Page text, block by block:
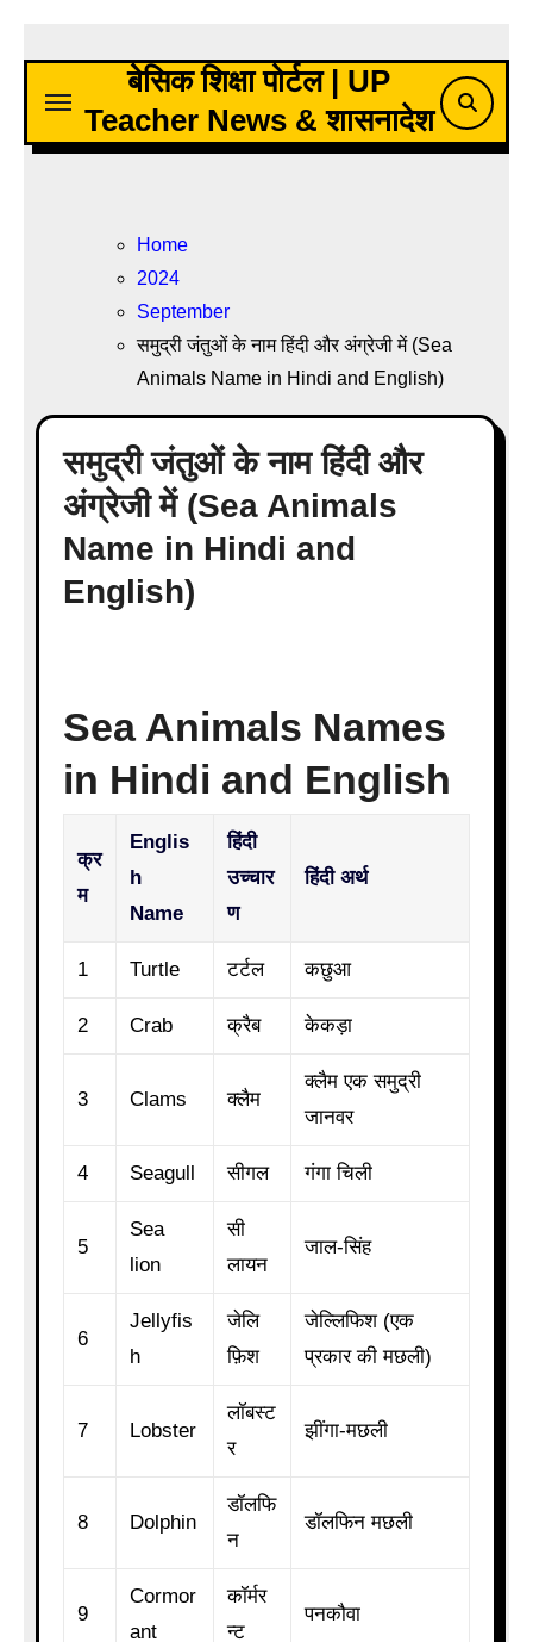
content
बेसिक शिक्षा पोर्टल | UP
Teacher News & शासनादेश
Home
2024
September
समुद्री जंतुओं के नाम हिंदी और अंग्रेजी में (Sea
Animals Name in Hindi and English)
समुद्री जंतुओं के नाम हिंदी और
अंग्रेजी में (Sea Animals
Name in Hindi and
English)
Sea Animals Names
in Hindi and English
क्र
म
Englis
h
Name
हिंदी
उच्चार
ण
हिंदी अर्थ
1 Turtle टर्टल कछुआ
2 Crab क्रैब केकड़ा
3 Clams क्लैम
क्लैम एक समुद्री
जानवर
4 Seagull सीगल गंगा चिली
5
Sea
lion
सी
लायन
जाल-सिंह
6
Jellyfis
h
जेलि
फ़िश
जेल्लिफिश (एक
प्रकार की मछली)
7 Lobster
लॉबस्ट
र
झींगा-मछली
8 Dolphin
डॉलफि
न
डॉलफिन मछली
9
Cormor
ant
कॉर्मर
न्ट
पनकौवा